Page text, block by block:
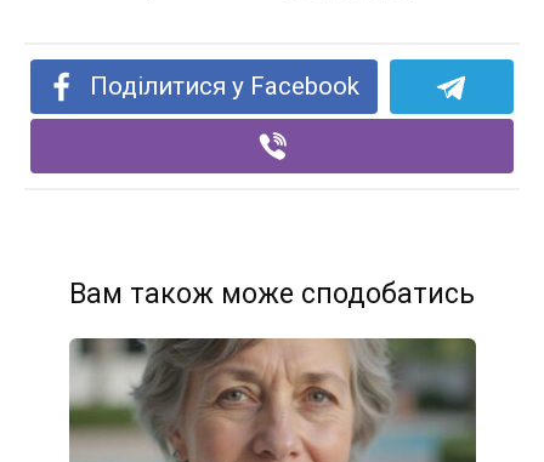
Поділитися у Facebook
Вам також може сподобатись